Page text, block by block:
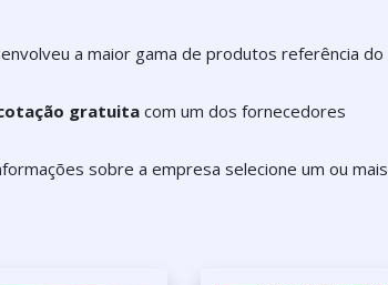
a maior gama de produtos referência do
gratuita com um dos fornecedores
sobre a empresa selecione um ou mais